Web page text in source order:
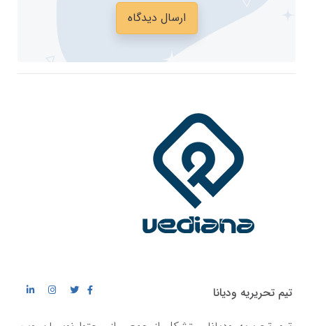
ارسال دیدگاه
تیم تحریریه ودیانا